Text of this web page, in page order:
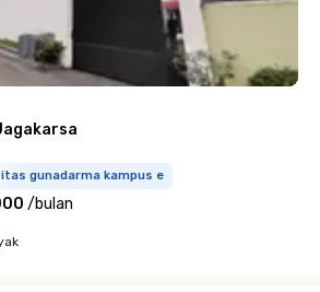
gunadarma kampus e
/bulan